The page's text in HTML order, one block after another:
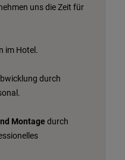
uns die Zeit für
im Hotel.
durch
Montage durch